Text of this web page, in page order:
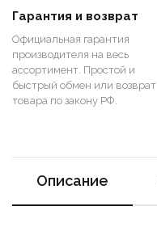
Гарантия и возврат
Официальная гарантия
производителя на весь
ассортимент. Простой и
быстрый обмен или возврат
товара по закону РФ.
Описание